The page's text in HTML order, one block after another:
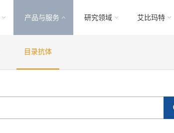
产品与服务 研究领域 艾比玛特
目录抗体